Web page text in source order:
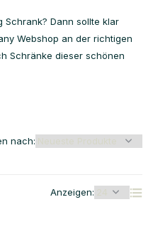
Schrank? Dann sollte klar
Webshop an der richtigen
Schränke dieser schönen
Anzeigen:
nach: